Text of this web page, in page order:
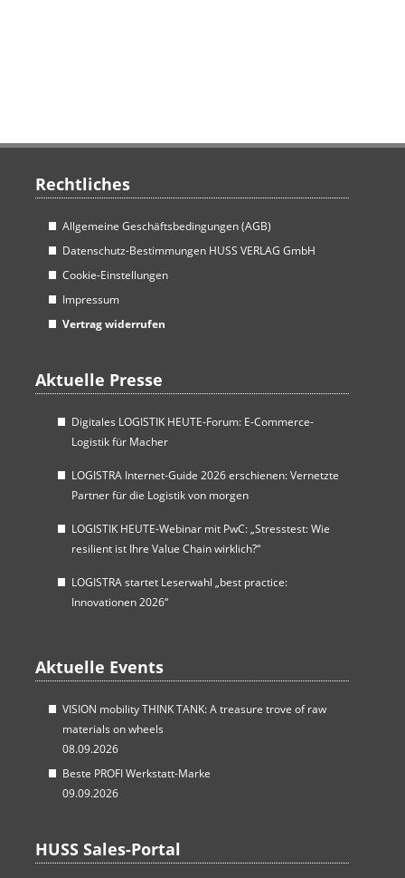
n
Rechtliches
Allgemeine Geschäftsbedingungen (AGB)
Datenschutz-Bestimmungen HUSS VERLAG GmbH
Cookie-Einstellungen
Impressum
Vertrag widerrufen
Aktuelle Presse
Digitales LOGISTIK HEUTE-Forum: E-Commerce-
Logistik für Macher
LOGISTRA Internet-Guide 2026 erschienen: Vernetzte
Partner für die Logistik von morgen
LOGISTIK HEUTE-Webinar mit PwC: „Stresstest: Wie
resilient ist Ihre Value Chain wirklich?“
LOGISTRA startet Leserwahl „best practice:
Innovationen 2026“
Aktuelle Events
VISION mobility THINK TANK: A treasure trove of raw
materials on wheels
08.09.2026
Beste PROFI Werkstatt-Marke
09.09.2026
HUSS Sales-Portal